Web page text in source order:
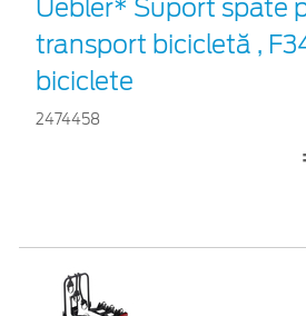
Uebler* Suport spate
transport bicicletă ,
biciclete
2474458